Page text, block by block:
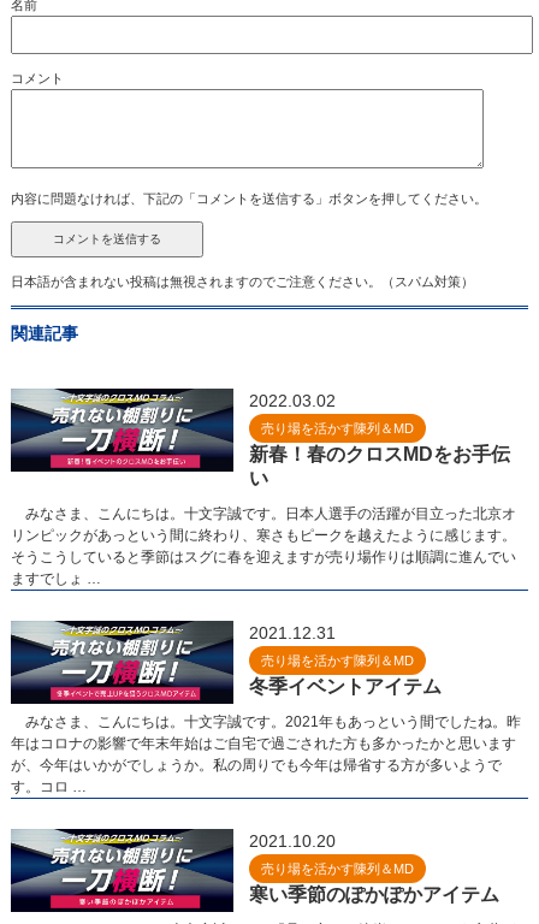
名前
コメント
内容に問題なければ、下記の「コメントを送信する」ボタンを押してください。
日本語が含まれない投稿は無視されますのでご注意ください。（スパム対策）
関連記事
2022.03.02
売り場を活かす陳列＆MD
新春！春のクロスMDをお手伝
い
みなさま、こんにちは。十文字誠です。日本人選手の活躍が目立った北京オ
リンピックがあっという間に終わり、寒さもピークを越えたように感じます。
そうこうしていると季節はスグに春を迎えますが売り場作りは順調に進んでい
ますでしょ …
2021.12.31
売り場を活かす陳列＆MD
冬季イベントアイテム
みなさま、こんにちは。十文字誠です。2021年もあっという間でしたね。昨
年はコロナの影響で年末年始はご自宅で過ごされた方も多かったかと思います
が、今年はいかがでしょうか。私の周りでも今年は帰省する方が多いようで
す。コロ …
2021.10.20
売り場を活かす陳列＆MD
寒い季節のぽかぽかアイテム